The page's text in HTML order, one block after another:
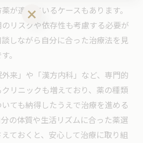
が適しているケースもあります。
リスクや依存性も考慮する必要が
しながら自分に合った治療法を見
。
来」や「漢方内科」など、専門的
リニックも増えており、薬の種類
ても納得したうえで治療を進める
の体質や生活リズムに合った薬選
ておくと、安心して治療に取り組
ご予約はこちら